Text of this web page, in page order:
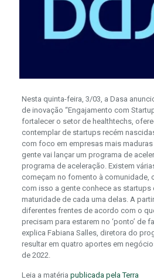
Nesta quinta-feira, 3/03, a Dasa
de inovação “Engajamento com
fortalecer o setor de healthtechs,
contemplar de startups recém
com foco em empresas mais maduras
gente vai lançar um programa de
programa de aceleração. Existem
começam no fomento à comunidade,
com isso a gente conhece as startups
maturidade de cada uma delas. A
diferentes frentes de acordo com o
precisam para estarem no ‘ponto’ de
explica Fabiana Salles, diretora do
resultar em quatro aportes em
de 2022.
Leia a matéria publicada pela Terra